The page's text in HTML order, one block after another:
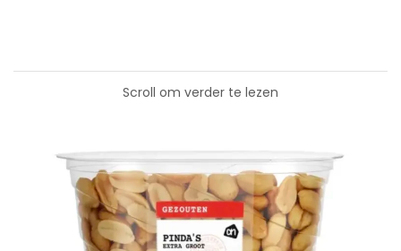
Scroll om verder te lezen